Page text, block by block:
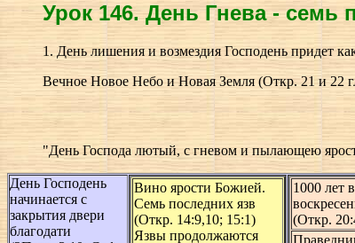
Урок 146.День Гнева - семь
1. День лишения и возмездия Господень придет
Вечное Новое Небо и Новая Земля (Откр. 21 и 22
"День Господа лютый, с гневом и пылающею
День Господень
начинается с
закрытия двери
благодати
Вино ярости Божией.
Семь последних язв
(Откр. 14:9,10; 15:1)
Язвы продолжаются
1000 лет
(Откр.